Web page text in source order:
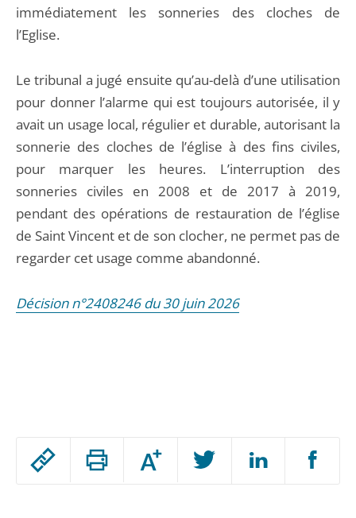
Passer
Augmenter
ou
immédiatement les sonneries des cloches de
l’Eglise.
Le tribunal a jugé ensuite qu’au-delà d’une utilisation
pour donner l’alarme qui est toujours autorisée, il y
avait un usage local, régulier et durable, autorisant la
sonnerie des cloches de l’église à des fins civiles,
pour marquer les heures. L’interruption des
sonneries civiles en 2008 et de 2017 à 2019,
pendant des opérations de restauration de l’église
de Saint Vincent et de son clocher, ne permet pas de
regarder cet usage comme abandonné.
Décision n°2408246 du 30 juin 2026